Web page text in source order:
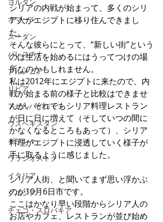
オマーン
スーダン
パレスチナ
アルメニア
リビア
アゼルバイジャン
ウズベキスタン
ギリシャ
ウラジオストク
イタリア
グルジア
チェコ・スロバキア
シリアの内戦が始まって、多くのシリ
ア人がエジプトに移り住んできまし
た。
そんな彼らにとって、“新しい街”という
のは生活を始めるにはうってつけの場
所なのかもしれません。
私は2012年にエジプトに来たので、内
戦が始まる前の様子と比較はできませ
んが、それでもシリア料理レストラン
が日に日に増えて（そしていつの間に
かなくなるところもあって）、シリア
料理がエジプトに浸透していく様子が
手に取るように感じました。
シリア人街、と聞いてまず思い浮かぶ
のが10月6日市です。
ここはかなり早い段階からシリア人の
お店やカフェ、レストランが並び始め